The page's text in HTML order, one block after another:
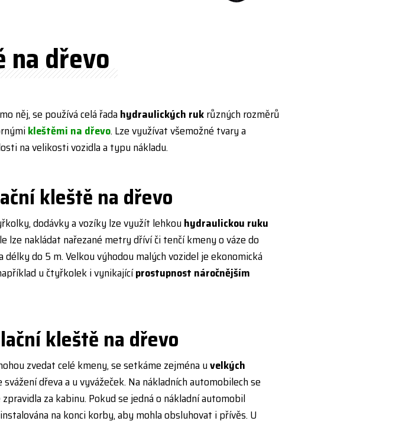
na dřevo
něj, se používá celá řadahydraulických rukrůzných rozměrů
kleštěmi na dřevo. Lze využívat všemožné tvary a
na velikosti vozidla a typu nákladu.
kleště na dřevo
dodávky a vozíky lze využít lehkouhydraulickou ruku
lze nakládat nařezané metry dříví či tenčí kmeny o váze do
do 5 m. Velkou výhodou malých vozidel je ekonomická
u čtyřkolek i vynikajícíprostupnost náročnějším
kleště na dřevo
zvedat celé kmeny, se setkáme zejména uvelkých
dřeva a u vyvážeček. Na nákladních automobilech se
za kabinu. Pokud se jedná o nákladní automobil
na konci korby, aby mohla obsluhovat i přívěs. U